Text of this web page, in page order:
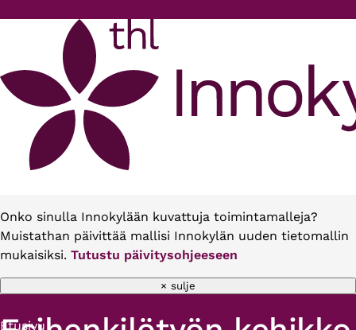
Onko sinulla Innokylään kuvattuja toimintamalleja?
Muistathan päivittää mallisi Innokylän uuden tietomallin
mukaisiksi. Tutustu päivitysohjeeseen
× sulje
Etusivu